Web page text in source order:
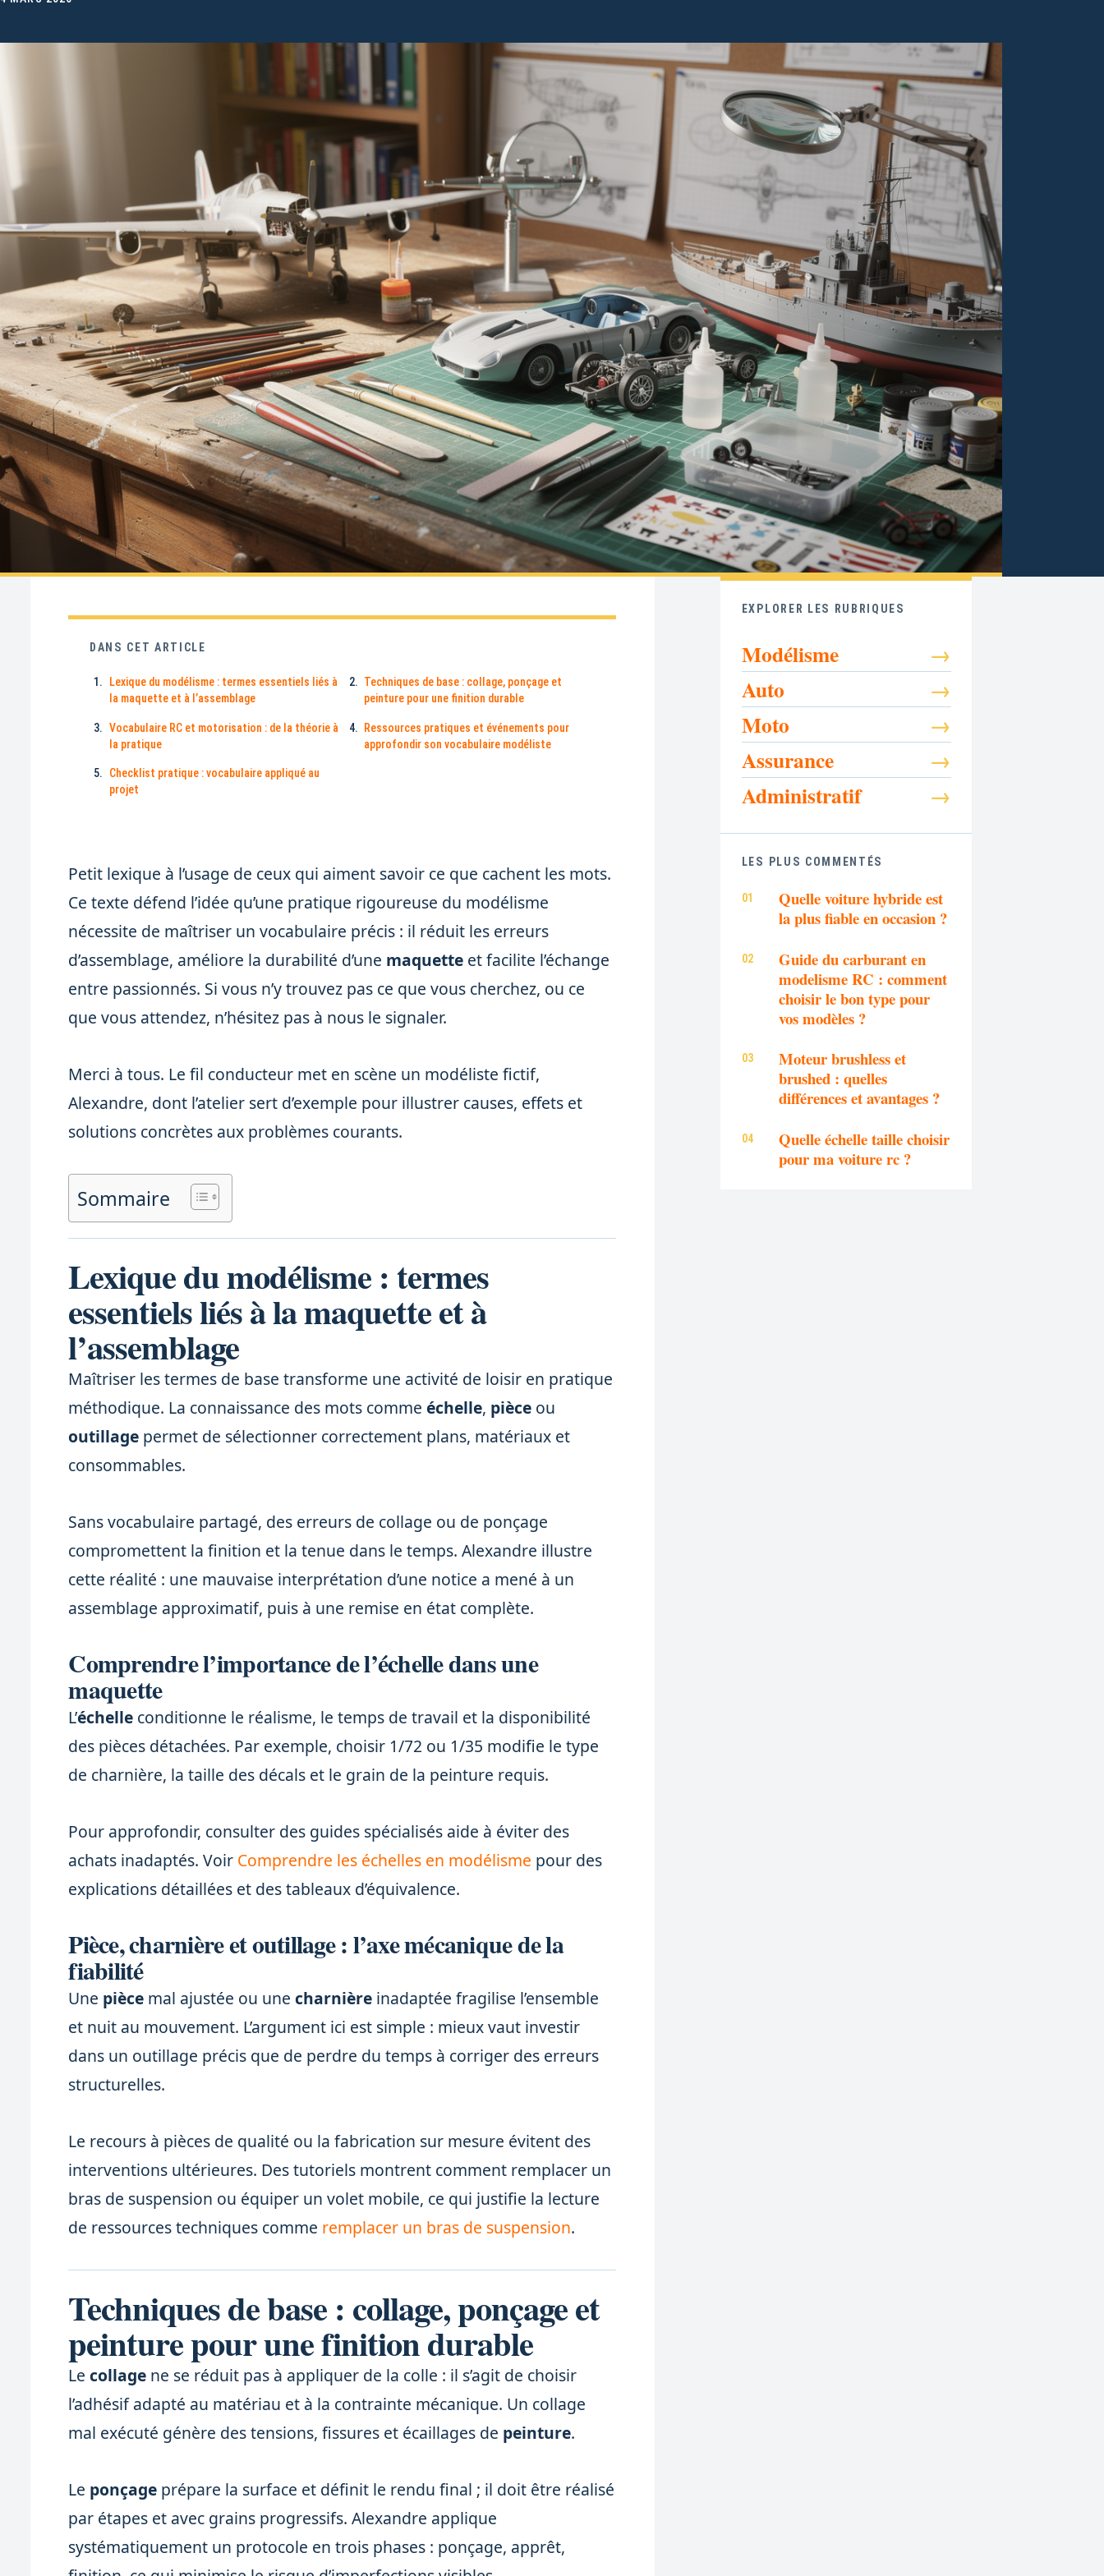
DANS CET ARTICLE
Lexique du modélisme : termes essentiels liés à
la maquette et à l’assemblage
Techniques de base : collage, ponçage et
peinture pour une finition durable
Vocabulaire RC et motorisation : de la théorie à
la pratique
Ressources pratiques et événements pour
approfondir son vocabulaire modéliste
Checklist pratique : vocabulaire appliqué au
projet
Petit lexique à l’usage de ceux qui aiment savoir ce que cachent les mots.
Ce texte défend l’idée qu’une pratique rigoureuse du modélisme
nécessite de maîtriser un vocabulaire précis : il réduit les erreurs
d’assemblage, améliore la durabilité d’une maquette et facilite l’échange
entre passionnés. Si vous n’y trouvez pas ce que vous cherchez, ou ce
que vous attendez, n’hésitez pas à nous le signaler.
Merci à tous. Le fil conducteur met en scène un modéliste fictif,
Alexandre, dont l’atelier sert d’exemple pour illustrer causes, effets et
solutions concrètes aux problèmes courants.
Sommaire
Lexique du modélisme : termes
essentiels liés à la maquette et à
l’assemblage
Maîtriser les termes de base transforme une activité de loisir en pratique
méthodique. La connaissance des mots comme échelle, pièce ou
outillage permet de sélectionner correctement plans, matériaux et
consommables.
Sans vocabulaire partagé, des erreurs de collage ou de ponçage
compromettent la finition et la tenue dans le temps. Alexandre illustre
cette réalité : une mauvaise interprétation d’une notice a mené à un
assemblage approximatif, puis à une remise en état complète.
Comprendre l’importance de l’échelle dans une
maquette
L’échelle conditionne le réalisme, le temps de travail et la disponibilité
des pièces détachées. Par exemple, choisir 1/72 ou 1/35 modifie le type
de charnière, la taille des décals et le grain de la peinture requis.
Pour approfondir, consulter des guides spécialisés aide à éviter des
achats inadaptés. Voir Comprendre les échelles en modélisme pour des
explications détaillées et des tableaux d’équivalence.
Pièce, charnière et outillage : l’axe mécanique de la
fiabilité
Une pièce mal ajustée ou unecharnière inadaptée fragilise l’ensemble
et nuit au mouvement. L’argument ici est simple : mieux vaut investir
dans un outillage précis que de perdre du temps à corriger des erreurs
structurelles.
Le recours à pièces de qualité ou la fabrication sur mesure évitent des
interventions ultérieures. Des tutoriels montrent comment remplacer un
bras de suspension ou équiper un volet mobile, ce qui justifie la lecture
de ressources techniques comme remplacer un bras de suspension.
Techniques de base : collage, ponçage et
peinture pour une finition durable
Lecollage ne se réduit pas à appliquer de la colle : il s’agit de choisir
l’adhésif adapté au matériau et à la contrainte mécanique. Un collage
mal exécuté génère des tensions, fissures et écaillages de peinture.
Le ponçage prépare la surface et définit le rendu final ; il doit être réalisé
par étapes et avec grains progressifs. Alexandre applique
systématiquement un protocole en trois phases : ponçage, apprêt,
EXPLORER LES RUBRIQUES
Modélisme
Auto
Moto
Assurance
Administratif
LES PLUS COMMENTÉS
Quelle voiture hybride est
la plus fiable en occasion ?
Guide du carburant en
modelisme RC : comment
choisir le bon type pour
vos modèles ?
Moteur brushless et
brushed : quelles
différences et avantages ?
Quelle échelle taille choisir
pour ma voiture rc ?